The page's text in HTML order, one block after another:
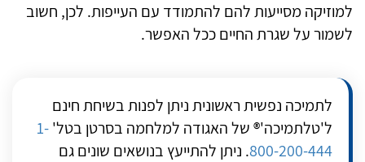
למוזיקה מסייעות להם להתמודד עם העייפות. לכן, חשוב
לשמור על שגרת החיים ככל האפשר.
לתמיכה נפשית ראשונית ניתן לפנות בשיחת חינם
ל'טלתמיכה'® של האגודה למלחמה בסרטן בטל'1-
800-200-444. ניתן להתייעץ בנושאים שונים גם